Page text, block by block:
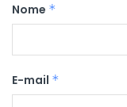
Nome *
E-mail *